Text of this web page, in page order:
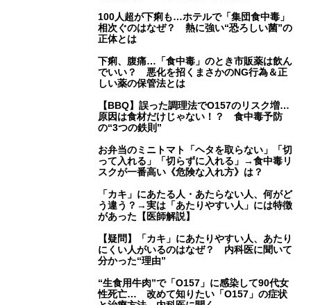
100人超が下痢も…ホテルで「集団食中毒」
相次ぐのはなぜ？ 熱に強い“恐ろしい菌”の
正体とは
下痢、腹痛…「食中毒」のとき市販薬は飲ん
でいい？ 悪化を招くまさかのNG行為＆正
しい薬の保管法とは
【BBQ】誤った調理法でO157のリスク増…
原因は食材だけじゃない！？ 食中毒予防
の“3つの鉄則”
お弁当のミニトマト「ヘタを取らない」「切
って入れる」「切らずに入れる」→食中毒リ
スクが一番高い《危険な入れ方》は？
「カキ」にあたる人・あたらない人、何がど
う違う？→実は「あたりやすい人」には特徴
があった【医師解説】
【疑問】「カキ」にあたりやすい人、あたり
にくい人がいるのはなぜ？ 内科医に聞いて
分かった“理由”
“生食用牛肉”で「O157」に感染して90代女
性死亡… 改めて知りたい「O157」の症状